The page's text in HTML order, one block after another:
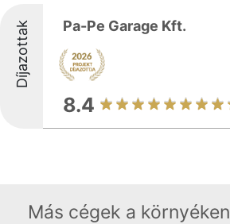
Díjazottak Pa-Pe Garage Kft.
8.4
Más cégek a környéken